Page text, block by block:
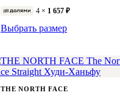
4 × 1 657 ₽
Выбрать размер
THE NORTH FACE